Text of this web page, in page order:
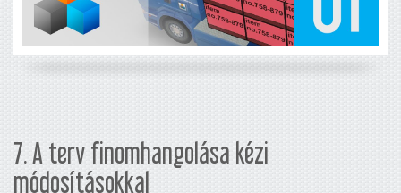
7. A terv finomhangolása kézi
módosításokkal